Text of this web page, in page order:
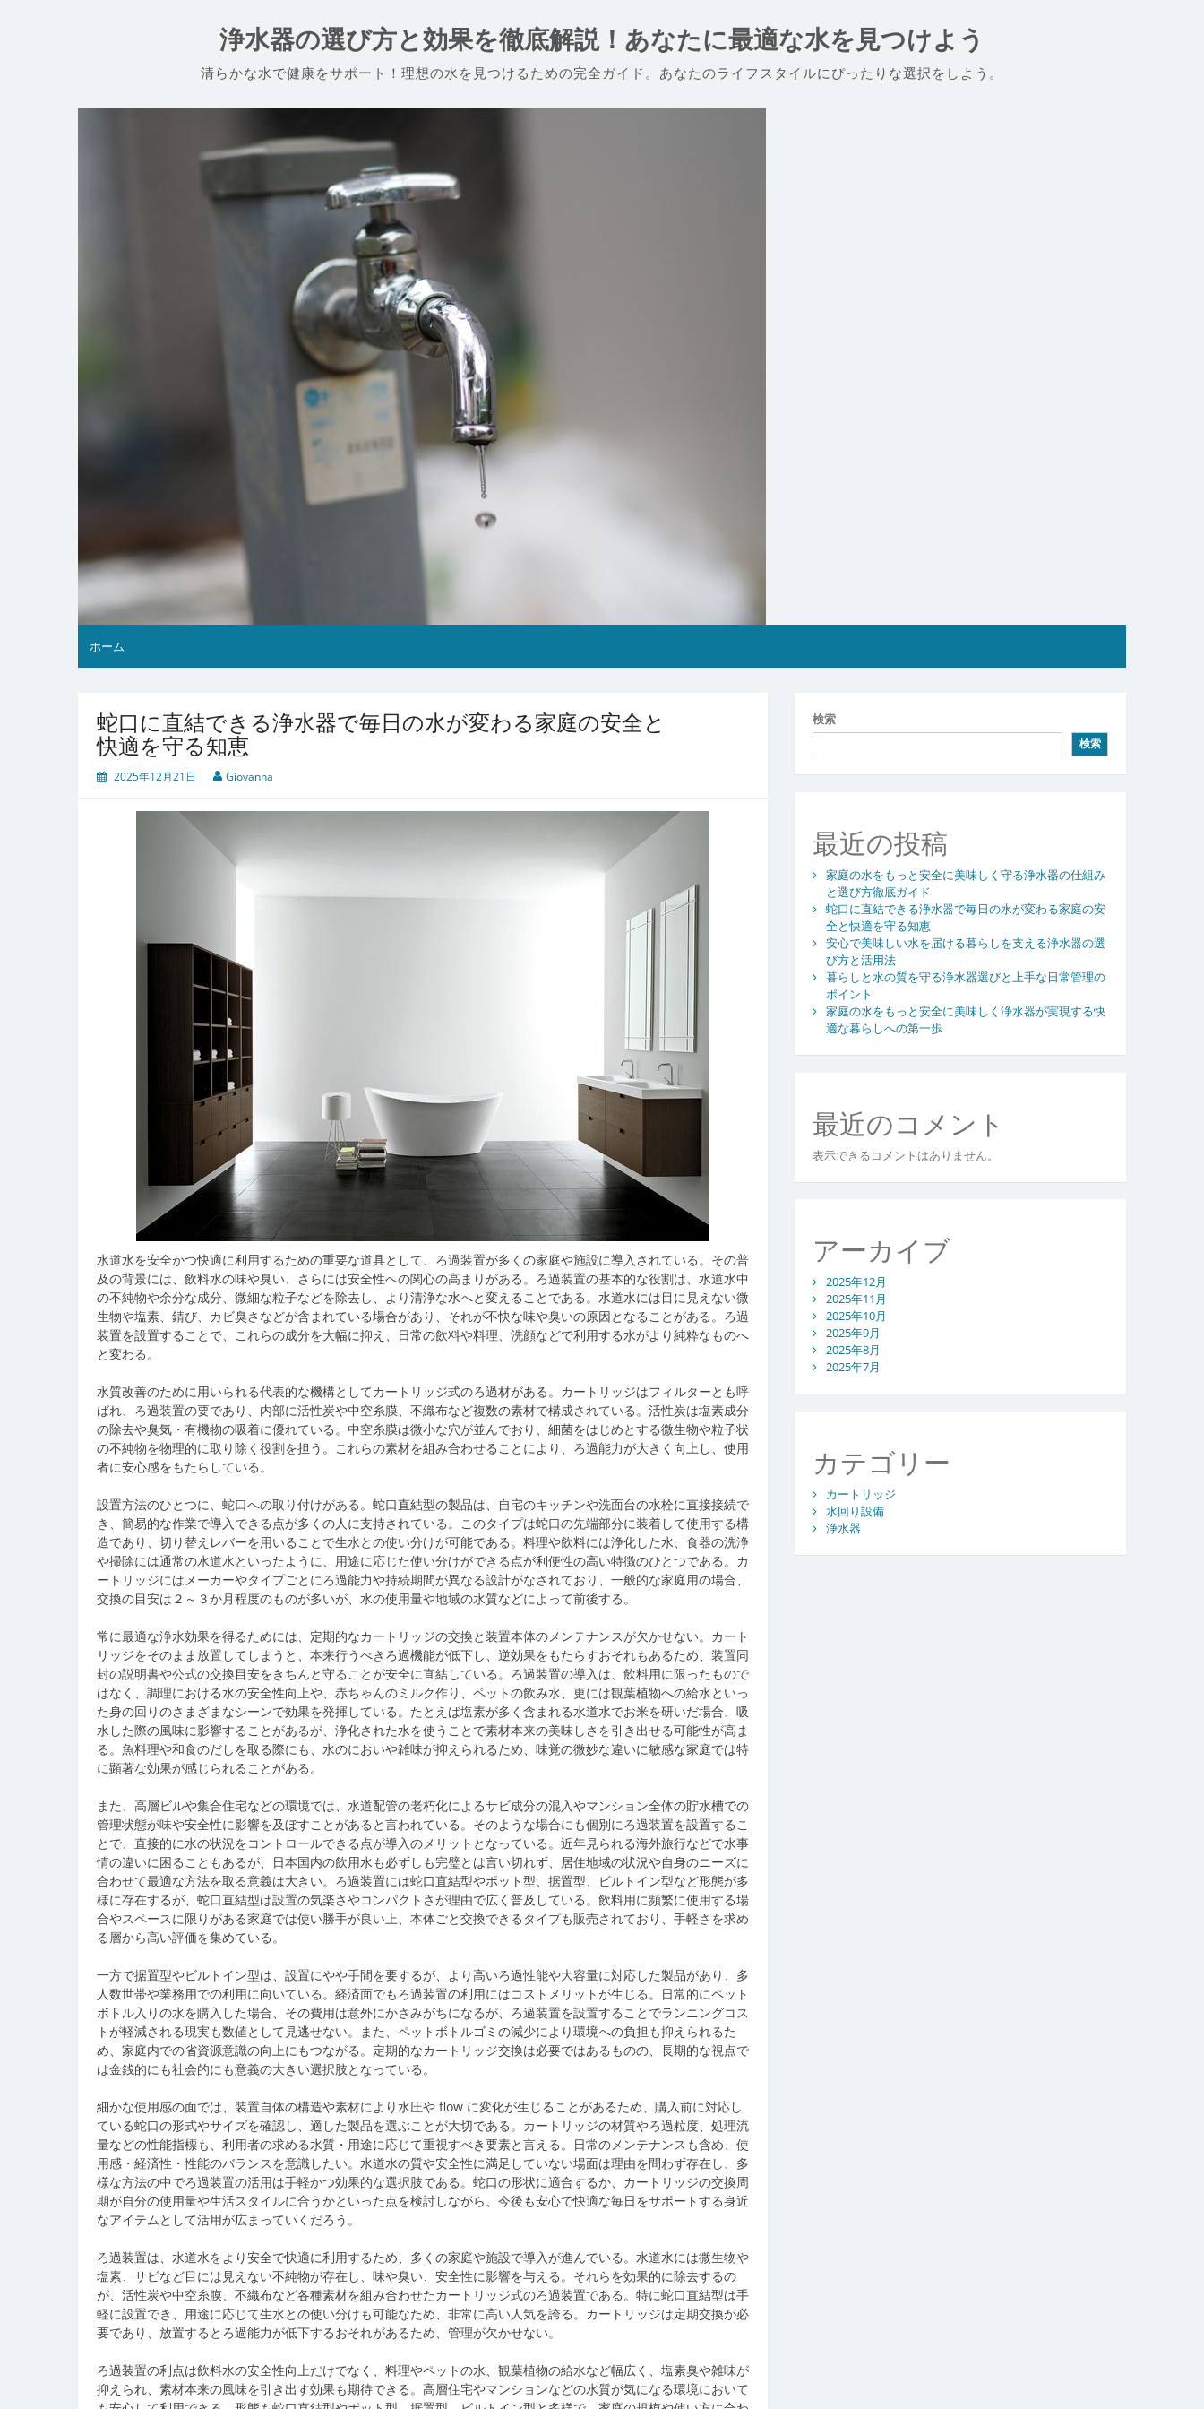
浄水器の選び方と効果を徹底解説！あなたに最適な水を見つけよう
清らかな水で健康をサポート！理想の水を見つけるための完全ガイド。あなたのライフスタイルにぴったりな選択をしよう。
ホーム
蛇口に直結できる浄水器で毎日の水が変わる家庭の安全と
快適を守る知恵
2025年12月21日 Giovanna
水道水を安全かつ快適に利用するための重要な道具として、ろ過装置が多くの家庭や施設に導入されている。 その普
及の背景には、飲料水の味や臭い、さらには安全性への関心の高まりがある。ろ過装置の基本的な役割は、水道水中
の不純物や余分な成分、微細な粒子などを除去し、より清浄な水へと変えることである。水道水には目に見えない微
生物や塩素、錆び、カビ臭さなどが含まれている場合があり、それが不快な味や臭いの原因となることがある。ろ過
装置を設置することで、これらの成分を大幅に抑え、日常の飲料や料理、洗顔などで利用する水がより純粋なものへ
と変わる。
水質改善のために用いられる代表的な機構としてカートリッジ式のろ過材がある。カートリッジはフィルターとも呼
ばれ、ろ過装置の要であり、内部に活性炭や中空糸膜、不織布など複数の素材で構成されている。活性炭は塩素成分
の除去や臭気・有機物の吸着に優れている。中空糸膜は微小な穴が並んでおり、細菌をはじめとする微生物や粒子状
の不純物を物理的に取り除く役割を担う。これらの素材を組み合わせることにより、ろ過能力が大きく向上し、使用
者に安心感をもたらしている。
設置方法のひとつに、蛇口への取り付けがある。蛇口直結型の製品は、自宅のキッチンや洗面台の水栓に直接接続で
き、簡易的な作業で導入できる点が多くの人に支持されている。このタイプは蛇口の先端部分に装着して使用する構
造であり、切り替えレバーを用いることで生水との使い分けが可能である。料理や飲料には浄化した水、食器の洗浄
や掃除には通常の水道水といったように、用途に応じた使い分けができる点が利便性の高い特徴のひとつである。カ
ートリッジにはメーカーやタイプごとにろ過能力や持続期間が異なる設計がなされており、一般的な家庭用の場合、
交換の目安は２～３か月程度のものが多いが、水の使用量や地域の水質などによって前後する。
常に最適な浄水効果を得るためには、定期的なカートリッジの交換と装置本体のメンテナンスが欠かせない。カート
リッジをそのまま放置してしまうと、本来行うべきろ過機能が低下し、逆効果をもたらすおそれもあるため、装置同
封の説明書や公式の交換目安をきちんと守ることが安全に直結している。ろ過装置の導入は、飲料用に限ったもので
はなく、調理における水の安全性向上や、赤ちゃんのミルク作り、ペットの飲み水、更には観葉植物への給水といっ
た身の回りのさまざまなシーンで効果を発揮している。たとえば塩素が多く含まれる水道水でお米を研いだ場合、吸
水した際の風味に影響することがあるが、浄化された水を使うことで素材本来の美味しさを引き出せる可能性が高ま
る。魚料理や和食のだしを取る際にも、水のにおいや雑味が抑えられるため、味覚の微妙な違いに敏感な家庭では特
に顕著な効果が感じられることがある。
また、高層ビルや集合住宅などの環境では、水道配管の老朽化によるサビ成分の混入やマンション全体の貯水槽での
管理状態が味や安全性に影響を及ぼすことがあると言われている。そのような場合にも個別にろ過装置を設置するこ
とで、直接的に水の状況をコントロールできる点が導入のメリットとなっている。近年見られる海外旅行などで水事
情の違いに困ることもあるが、日本国内の飲用水も必ずしも完璧とは言い切れず、居住地域の状況や自身のニーズに
合わせて最適な方法を取る意義は大きい。ろ過装置には蛇口直結型やポット型、据置型、ビルトイン型など形態が多
様に存在するが、蛇口直結型は設置の気楽さやコンパクトさが理由で広く普及している。飲料用に頻繁に使用する場
合やスペースに限りがある家庭では使い勝手が良い上、本体ごと交換できるタイプも販売されており、手軽さを求め
る層から高い評価を集めている。
一方で据置型やビルトイン型は、設置にやや手間を要するが、より高いろ過性能や大容量に対応した製品があり、多
人数世帯や業務用での利用に向いている。経済面でもろ過装置の利用にはコストメリットが生じる。日常的にペット
ボトル入りの水を購入した場合、その費用は意外にかさみがちになるが、ろ過装置を設置することでランニングコス
トが軽減される現実も数値として見逃せない。また、ペットボトルゴミの減少により環境への負担も抑えられるた
め、家庭内での省資源意識の向上にもつながる。定期的なカートリッジ交換は必要ではあるものの、長期的な視点で
は金銭的にも社会的にも意義の大きい選択肢となっている。
細かな使用感の面では、装置自体の構造や素材により水圧や flow に変化が生じることがあるため、購入前に対応し
ている蛇口の形式やサイズを確認し、適した製品を選ぶことが大切である。カートリッジの材質やろ過粒度、処理流
量などの性能指標も、利用者の求める水質・用途に応じて重視すべき要素と言える。日常のメンテナンスも含め、使
用感・経済性・性能のバランスを意識したい。水道水の質や安全性に満足していない場面は理由を問わず存在し、多
様な方法の中でろ過装置の活用は手軽かつ効果的な選択肢である。蛇口の形状に適合するか、カートリッジの交換周
期が自分の使用量や生活スタイルに合うかといった点を検討しながら、今後も安心で快適な毎日をサポートする身近
なアイテムとして活用が広まっていくだろう。
ろ過装置は、水道水をより安全で快適に利用するため、多くの家庭や施設で導入が進んでいる。水道水には微生物や
塩素、サビなど目には見えない不純物が存在し、味や臭い、安全性に影響を与える。それらを効果的に除去するの
が、活性炭や中空糸膜、不織布など各種素材を組み合わせたカートリッジ式のろ過装置である。特に蛇口直結型は手
軽に設置でき、用途に応じて生水との使い分けも可能なため、非常に高い人気を誇る。カートリッジは定期交換が必
要であり、放置するとろ過能力が低下するおそれがあるため、管理が欠かせない。
ろ過装置の利点は飲料水の安全性向上だけでなく、料理やペットの水、観葉植物の給水など幅広く、塩素臭や雑味が
抑えられ、素材本来の風味を引き出す効果も期待できる。高層住宅やマンションなどの水質が気になる環境において
検索
検索
最近の投稿
家庭の水をもっと安全に美味しく守る浄水器の仕組み
と選び方徹底ガイド
蛇口に直結できる浄水器で毎日の水が変わる家庭の安
全と快適を守る知恵
安心で美味しい水を届ける暮らしを支える浄水器の選
び方と活用法
暮らしと水の質を守る浄水器選びと上手な日常管理の
ポイント
家庭の水をもっと安全に美味しく浄水器が実現する快
適な暮らしへの第一歩
最近のコメント
表示できるコメントはありません。
アーカイブ
2025年12月
2025年11月
2025年10月
2025年9月
2025年8月
2025年7月
カテゴリー
カートリッジ
水回り設備
浄水器